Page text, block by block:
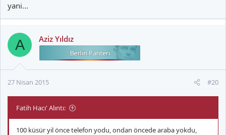
yani...
A Aziz Yıldız
27 Nisan 2015 #20
Fatih Hacı' Alıntı:
100 küsür yil önce telefon yodu, ondan öncede araba yokdu,